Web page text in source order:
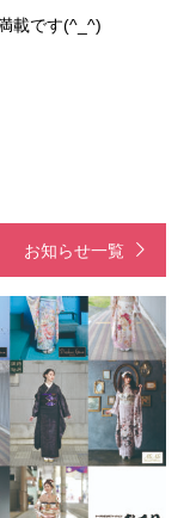
載です(^_^)
お知らせ一覧